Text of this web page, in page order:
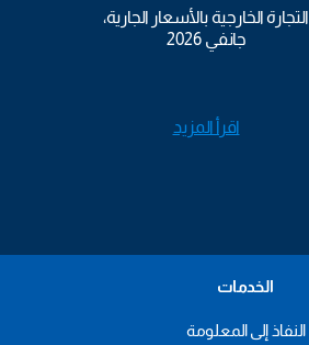
التجارة الخارجية بالأسعار الجارية،
جانفي 2026
اقرأ المزيد
الخدمات
النفاذ إلى المعلومة